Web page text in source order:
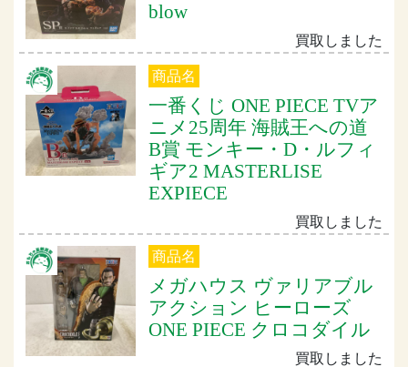
blow
買取しました
商品名
一番くじ ONE PIECE TVア
ニメ25周年 海賊王への道
B賞 モンキー・D・ルフィ
ギア2 MASTERLISE
EXPIECE
買取しました
商品名
メガハウス ヴァリアブル
アクション ヒーローズ
ONE PIECE クロコダイル
買取しました